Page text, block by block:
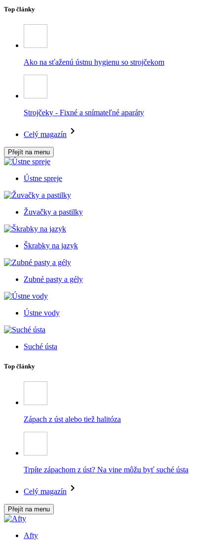
Top články
Ako na sťaženú ústnu hygienu so strojčekom
Strojčeky - Fixné a snímateľné aparáty
Celý magazín
Přejít na menu
Ústne spreje
Žuvačky a pastilky
Škrabky na jazyk
Zubné pasty a gély
Ústne vody
Suché ústa
Top články
Zápach z úst alebo tiež halitóza
Trpíte zápachom z úst? Na vine môžu byť suché ústa
Celý magazín
Přejít na menu
Afty